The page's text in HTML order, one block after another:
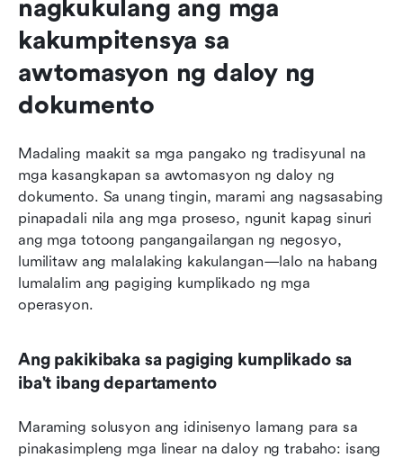
nagkukulang ang mga
kakumpitensya sa
awtomasyon ng daloy ng
dokumento
Madaling maakit sa mga pangako ng tradisyunal na
mga kasangkapan sa awtomasyon ng daloy ng
dokumento. Sa unang tingin, marami ang nagsasabing
pinapadali nila ang mga proseso, ngunit kapag sinuri
ang mga totoong pangangailangan ng negosyo,
lumilitaw ang malalaking kakulangan—lalo na habang
lumalalim ang pagiging kumplikado ng mga
operasyon.
Ang pakikibaka sa pagiging kumplikado sa
iba't ibang departamento
Maraming solusyon ang idinisenyo lamang para sa
pinakasimpleng mga linear na daloy ng trabaho: isang